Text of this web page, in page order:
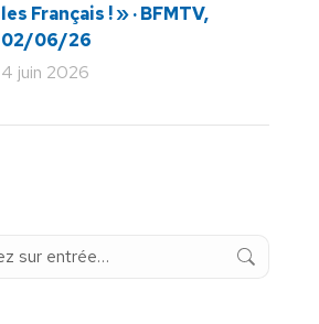
les Français ! » · BFMTV,
02/06/26
4 juin 2026